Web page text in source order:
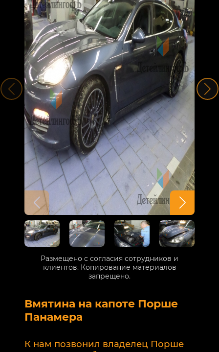
Вмятина на капоте Порше
Панамера
К нам позвонил владелец Порше
Размещено с согласия сотрудников и
клиентов. Копирование материалов
запрещено.